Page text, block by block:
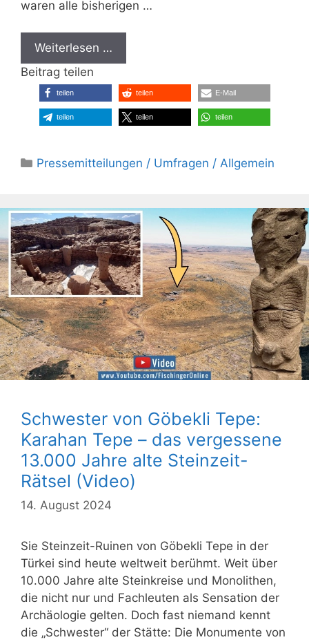
waren alle bisherigen …
Weiterlesen …
Beitrag teilen
teilen teilen E-Mail
teilen teilen teilen
Kategorien
Pressemitteilungen / Umfragen / Allgemein
Schwester von Göbekli Tepe:
Karahan Tepe – das vergessene
13.000 Jahre alte Steinzeit-
Rätsel (Video)
14. August 2024
Sie Steinzeit-Ruinen von Göbekli Tepe in der
Türkei sind heute weltweit berühmt. Weit über
10.000 Jahre alte Steinkreise und Monolithen,
die nicht nur und Fachleuten als Sensation der
Archäologie gelten. Doch fast niemand kennt
die „Schwester“ der Stätte: Die Monumente von